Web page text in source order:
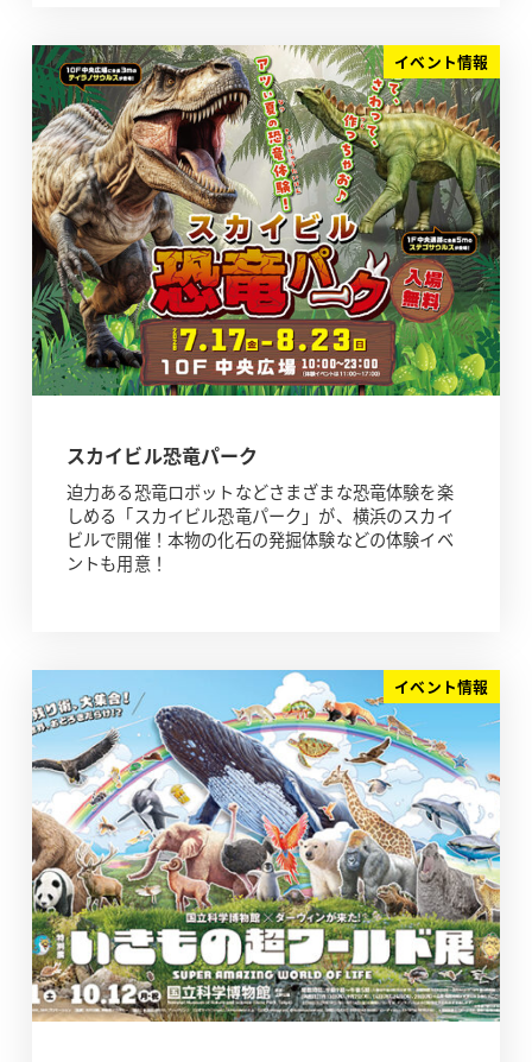
イベント情報
スカイビル恐竜パーク
迫力ある恐竜ロボットなどさまざまな恐竜体験を楽
しめる「スカイビル恐竜パーク」が、横浜のスカイ
ビルで開催！本物の化石の発掘体験などの体験イベ
ントも用意！
イベント情報